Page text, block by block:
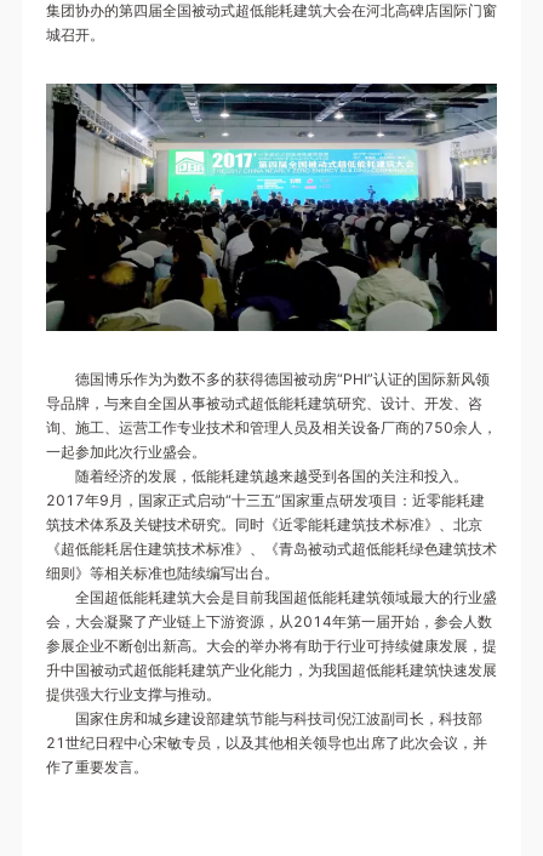
集团协办的第四届全国被动式超低能耗建筑大会在河北高碑店国际门窗
城召开。
德国博乐作为为数不多的获得德国被动房“PHI”认证的国际新风领
导品牌，与来自全国从事被动式超低能耗建筑研究、设计、开发、咨
询、施工、运营工作专业技术和管理人员及相关设备厂商的750余人，
一起参加此次行业盛会。
随着经济的发展，低能耗建筑越来越受到各国的关注和投入。
2017年9月，国家正式启动“十三五”国家重点研发项目：近零能耗建
筑技术体系及关键技术研究。同时《近零能耗建筑技术标准》、北京
《超低能耗居住建筑技术标准》、《青岛被动式超低能耗绿色建筑技术
细则》等相关标准也陆续编写出台。
全国超低能耗建筑大会是目前我国超低能耗建筑领域最大的行业盛
会，大会凝聚了产业链上下游资源，从2014年第一届开始，参会人数
参展企业不断创出新高。大会的举办将有助于行业可持续健康发展，提
升中国被动式超低能耗建筑产业化能力，为我国超低能耗建筑快速发展
提供强大行业支撑与推动。
国家住房和城乡建设部建筑节能与科技司倪江波副司长，科技部
21世纪日程中心宋敏专员，以及其他相关领导也出席了此次会议，并
作了重要发言。